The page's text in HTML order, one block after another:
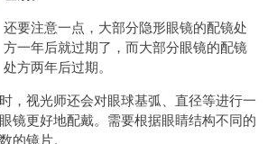
还要注意一点，大部分隐形眼镜的配镜处
方一年后就过期了，而大部分眼镜的配镜
处方两年后过期。
，视光师还会对眼球基弧、直径等进行一
镜更好地配戴。需要根据眼睛结构不同的
的镜片。